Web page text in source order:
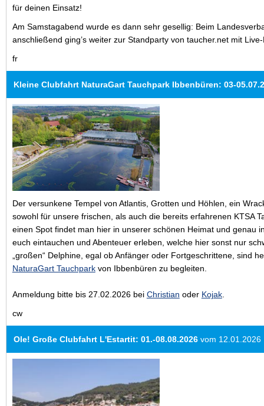
für deinen Einsatz!
Am Samstagabend wurde es dann sehr gesellig: Beim
anschließend ging’s weiter zur Standparty von taucher.net mit
fr
Kleine Clubfahrt NaturaGart Tauchpark Ibbenbüren: 03-
Der versunkene Tempel von Atlantis, Grotten und Höhlen, ein
sowohl für unsere frischen, als auch die bereits erfahrenen KTSA
einen Spot findet man hier in unserer schönen Heimat und genau
euch eintauchen und Abenteuer erleben, welche hier sonst nur
„großen“ Delphine, egal ob Anfänger oder Fortgeschrittene, sind
NaturaGart Tauchparkvon Ibbenbüren zu begleiten.
Anmeldung bitte bis 27.02.2026 bei Christian oder Kojak.
cw
Ole! Große Clubfahrt L'Estartit: 01.-08.08.2026vom 12.01.2026